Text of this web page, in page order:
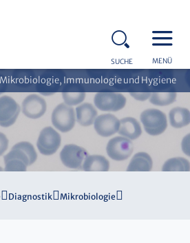
SUCHE MENÜ
Immunologie und Hygiene
Diagnostik
Mikrobiologie